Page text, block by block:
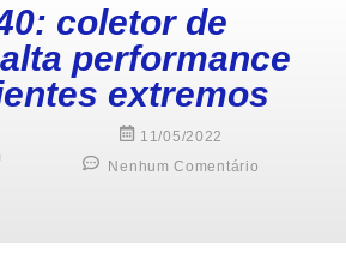
coletor de
performance
extremos
11/05/2022
Nenhum Comentário